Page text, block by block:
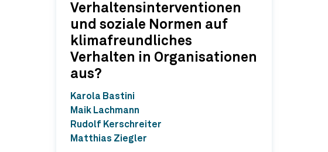
Verhaltensinterventionen
und soziale Normen auf
klimafreundliches
Verhalten in Organisationen
aus?
Karola Bastini
Maik Lachmann
Rudolf Kerschreiter
Matthias Ziegler